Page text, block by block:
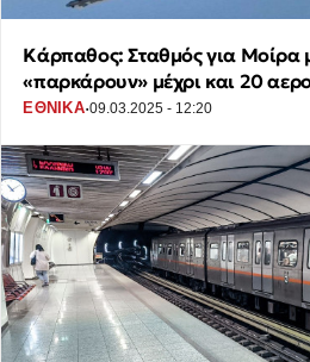
Κάρπαθος: Σταθμός για Μοίρα
«παρκάρουν» μέχρι και 20
ΕΘΝΙΚΑ·09.03.2025 - 12:20